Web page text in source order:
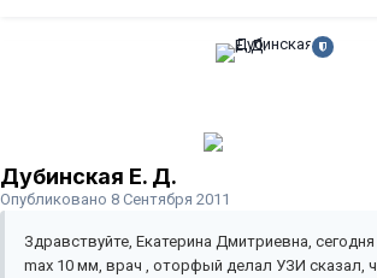
Дубинская Е. Д.
Опубликовано 8 Сентября 2011
Здравствуйте, Екатерина Дмитриевна,
max 10 мм, врач , оторфый делал УЗИ сказал,